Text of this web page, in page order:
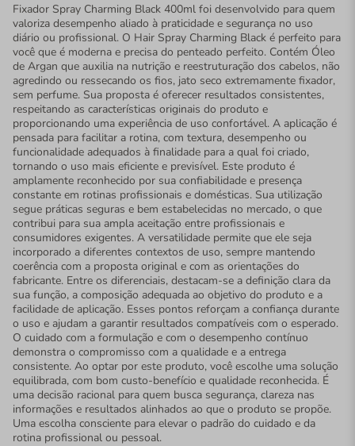
Fixador Spray Charming Black 400ml foi desenvolvido para quem
valoriza desempenho aliado à praticidade e segurança no uso
diário ou profissional. O Hair Spray Charming Black é perfeito para
você que é moderna e precisa do penteado perfeito. Contém Óleo
de Argan que auxilia na nutrição e reestruturação dos cabelos, não
agredindo ou ressecando os fios, jato seco extremamente fixador,
sem perfume. Sua proposta é oferecer resultados consistentes,
respeitando as características originais do produto e
proporcionando uma experiência de uso confortável. A aplicação é
pensada para facilitar a rotina, com textura, desempenho ou
funcionalidade adequados à finalidade para a qual foi criado,
tornando o uso mais eficiente e previsível. Este produto é
amplamente reconhecido por sua confiabilidade e presença
constante em rotinas profissionais e domésticas. Sua utilização
segue práticas seguras e bem estabelecidas no mercado, o que
contribui para sua ampla aceitação entre profissionais e
consumidores exigentes. A versatilidade permite que ele seja
incorporado a diferentes contextos de uso, sempre mantendo
coerência com a proposta original e com as orientações do
fabricante. Entre os diferenciais, destacam-se a definição clara da
sua função, a composição adequada ao objetivo do produto e a
facilidade de aplicação. Esses pontos reforçam a confiança durante
o uso e ajudam a garantir resultados compatíveis com o esperado.
O cuidado com a formulação e com o desempenho contínuo
demonstra o compromisso com a qualidade e a entrega
consistente. Ao optar por este produto, você escolhe uma solução
equilibrada, com bom custo-benefício e qualidade reconhecida. É
uma decisão racional para quem busca segurança, clareza nas
informações e resultados alinhados ao que o produto se propõe.
Uma escolha consciente para elevar o padrão do cuidado e da
rotina profissional ou pessoal.